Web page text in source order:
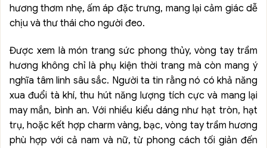
hương thơm nhẹ, ấm áp đặc trưng, mang lại cảm giác dễ
chịu và thư thái cho người đeo.
Được xem là món trang sức phong thủy, vòng tay trầm
hương không chỉ là phụ kiện thời trang mà còn mang ý
nghĩa tâm linh sâu sắc. Người ta tin rằng nó có khả năng
xua đuổi tà khí, thu hút năng lượng tích cực và mang lại
may mắn, bình an. Với nhiều kiểu dáng như hạt tròn, hạt
trụ, hoặc kết hợp charm vàng, bạc, vòng tay trầm hương
phù hợp với cả nam và nữ, từ phong cách tối giản đến